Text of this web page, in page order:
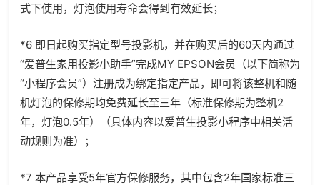
式下使用，灯泡使用寿命会得到有效延长；
*6 即日起购买指定型号投影机，并在购买后的60天内通过
“爱普生家用投影小助手”完成MY EPSON会员（以下简称为
“小程序会员”）注册成为绑定指定产品，即可将该整机和随
机灯泡的保修期均免费延长至三年（标准保修期为整机2
年，灯泡0.5年）（具体内容以爱普生投影小程序中相关活
动规则为准）；
*7 本产品享受5年官方保修服务，其中包含2年国家标准三